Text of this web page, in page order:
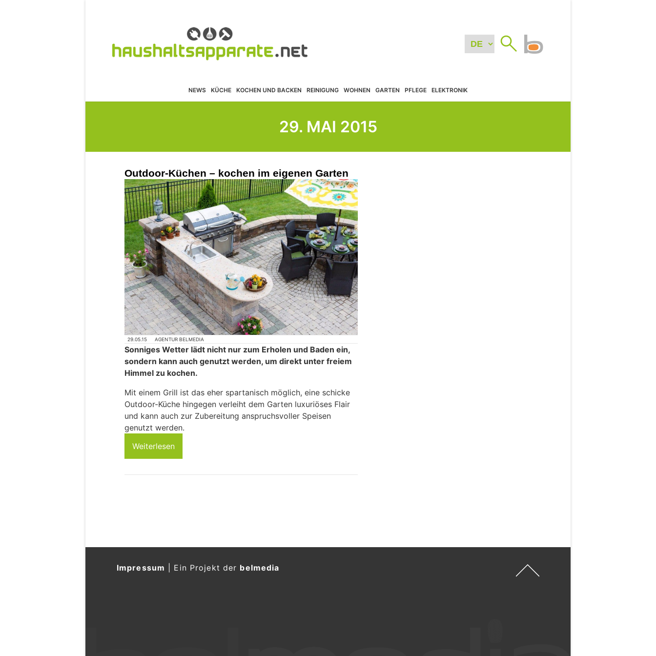
NEWS KÜCHE KOCHEN UND BACKEN REINIGUNG WOHNEN GARTEN PFLEGE ELEKTRONIK
29. MAI 2015
Outdoor-Küchen – kochen im eigenen Garten
29.05.15 AGENTUR BELMEDIA
Sonniges Wetter lädt nicht nur zum Erholen und Baden ein,
sondern kann auch genutzt werden, um direkt unter freiem
Himmel zu kochen.
Mit einem Grill ist das eher spartanisch möglich, eine schicke
Outdoor-Küche hingegen verleiht dem Garten luxuriöses Flair
und kann auch zur Zubereitung anspruchsvoller Speisen
genutzt werden.
Weiterlesen
Impressum Ein Projekt der belmedia